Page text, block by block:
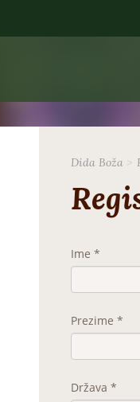
Dida Boža
Ime *
Prezime *
Država *